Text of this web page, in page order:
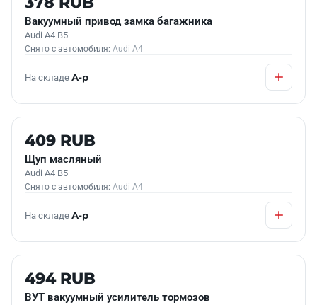
Вакуумный привод замка багажника
Audi A4 B5
Снято с автомобиля: Audi A4
На складе А-р
Б/У В НАЛИЧИИ
409 RUB
Щуп масляный
Audi A4 B5
Снято с автомобиля: Audi A4
На складе А-р
Б/У В НАЛИЧИИ
494 RUB
ВУТ вакуумный усилитель тормозов